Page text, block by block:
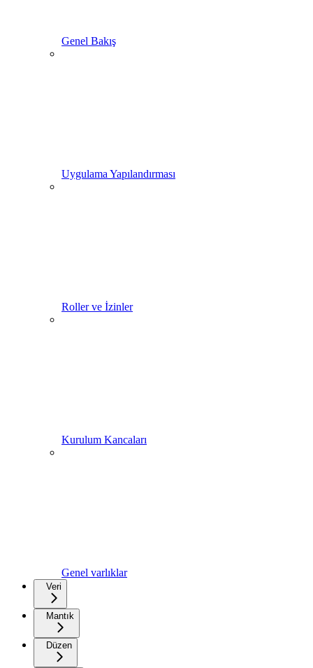
Genel Bakış
Uygulama Yapılandırması
Roller ve İzinler
Kurulum Kancaları
Genel varlıklar
Veri
Mantık
Düzen